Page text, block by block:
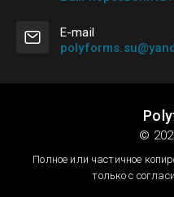
Е-mail
©
Полное или частичное
только с